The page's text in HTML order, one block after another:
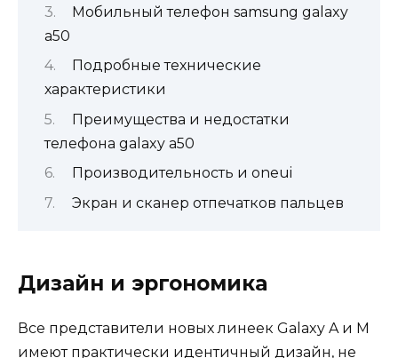
Мобильный телефон samsung galaxy
a50
Подробные технические
характеристики
Преимущества и недостатки
телефона galaxy a50
Производительность и oneui
Экран и сканер отпечатков пальцев
Дизайн и эргономика
Все представители новых линеек Galaxy A и M
имеют практически идентичный дизайн, не